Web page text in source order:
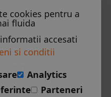
Vizitati Italia
Vizitati Croatia
L-S: 9-18
cookies pentru a
fluida
accesati
si conditii
Analytics
Parteneri